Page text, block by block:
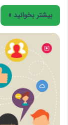
بیشتر بخوانید »